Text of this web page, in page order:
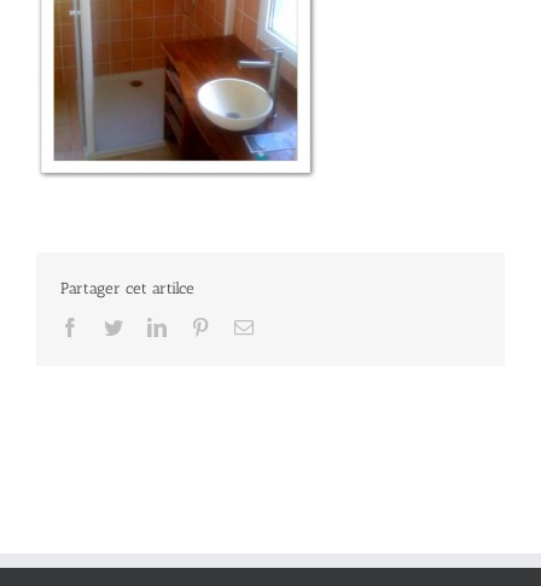
Partager cet artilce
Facebook
TwitterLinkedInPinterestEmail